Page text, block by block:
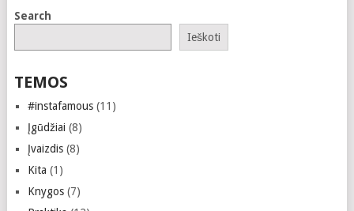
Search
Ieškoti
TEMOS
#instafamous(11)
Įgūdžiai (8)
Įvaizdis(8)
Kita (1)
Knygos(7)